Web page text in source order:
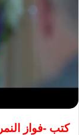
كتب -فواز النمر